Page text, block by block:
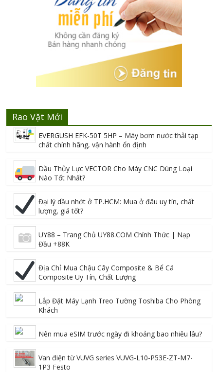
Rao Vặt Mới
EVERGUSH EFK-50T 5HP – Máy bơm nước thải tạp
chất chính hãng, vận hành ổn định
Dầu Thủy Lực VECTOR Cho Máy CNC Dùng Loại
Nào Tốt Nhất?
Đại lý dầu nhớt ở TP.HCM: Mua ở đâu uy tín, chất
lượng, giá tốt?
UY88 – Trang Chủ UY88.COM Chính Thức | Nạp
Đầu +88K
Địa Chỉ Mua Chậu Cây Composite & Bể Cá
Composite Uy Tín, Chất Lượng
Lắp Đặt Máy Lạnh Treo Tường Toshiba Cho Phòng
Khách
Nên mua eSIM trước ngày đi khoảng bao nhiêu lâu?
Van điện từ VUVG series VUVG-L10-P53E-ZT-M7-
1P3 Festo